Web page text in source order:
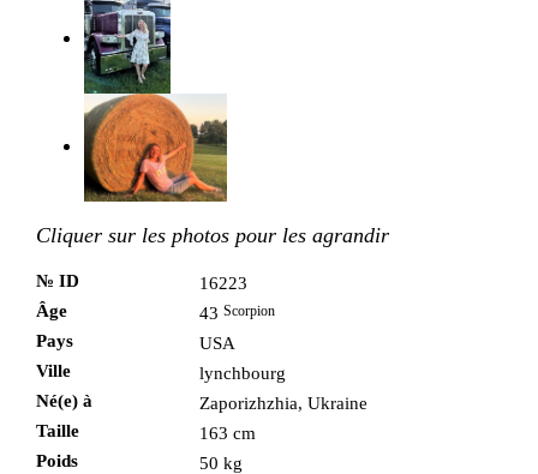
Cliquer sur les photos pour les agrandir
№ ID
16223
Âge
43 Scorpion
Pays
USA
Ville
lynchbourg
Né(e) à
Zaporizhzhia, Ukraine
Taille
163 cm
Poids
50 kg